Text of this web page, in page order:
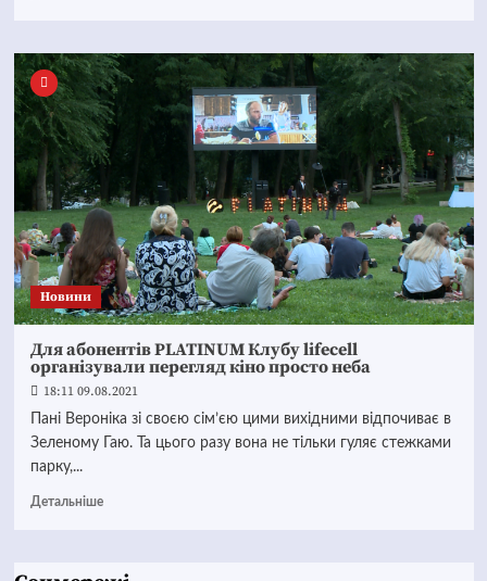
Новини
Для абонентів PLATINUM Клубу lifecell
організували перегляд кіно просто неба
18:11 09.08.2021
Пані Вероніка зі своєю сім’єю цими вихідними відпочиває в
Зеленому Гаю. Та цього разу вона не тільки гуляє стежками
парку,...
Детальніше